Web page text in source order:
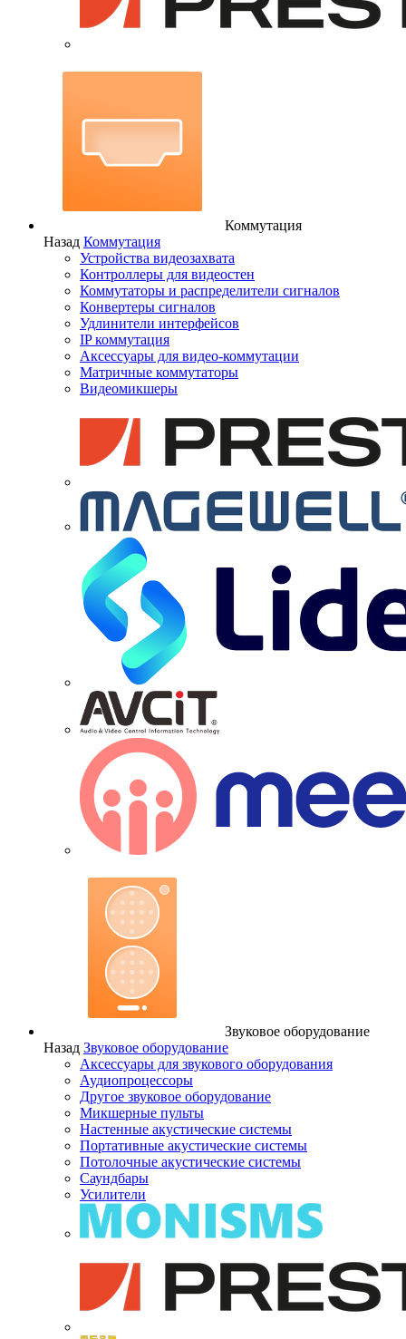
Коммутация
Назад Коммутация
Устройства видеозахвата
Контроллеры для видеостен
Коммутаторы и распределители сигналов
Конвертеры сигналов
Удлинители интерфейсов
IP коммутация
Аксессуары для видео-коммутации
Матричные коммутаторы
Видеомикшеры
Звуковое оборудование
Назад Звуковое оборудование
Аксессуары для звукового оборудования
Аудиопроцессоры
Другое звуковое оборудование
Микшерные пульты
Настенные акустические системы
Портативные акустические системы
Потолочные акустические системы
Саундбары
Усилители